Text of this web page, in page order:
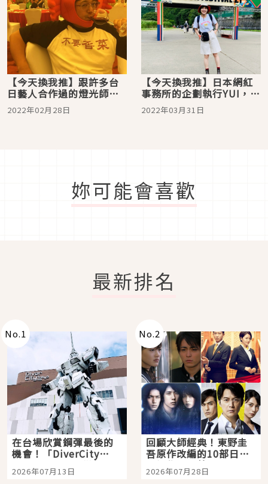
【今天換我推】跟許多台
日藝人合作過的燈光師藤
原敬，在演唱會施展不用
聲音也能詮釋音樂的魔
2022年02月28日
【今天換我推】日本網紅
事務所的企劃執行YUI，在
維護網紅創作品質跟完成
客戶花式許願的掙扎求生
2022年03月31日
妳可能會喜歡
最新排名
No.1
在台場欣賞鋼彈最後的
機會！「DiverCity
Tokyo Plaza」搭船、
購物、美食及夜景，一
2026年07月13日
No.2
回顧大師經典！東野圭
吾原作改編的10部日本
影視作品推薦
2026年07月28日